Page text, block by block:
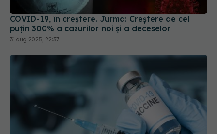
COVID-19, în creștere. Jurma: Creștere de cel
puțin 300% a cazurilor noi și a deceselor
31 aug 2025, 22:37